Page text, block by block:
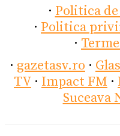
· Politica
· Politica
·
· gazetasv.ro ·
TV · Impact FM ·
Suceava